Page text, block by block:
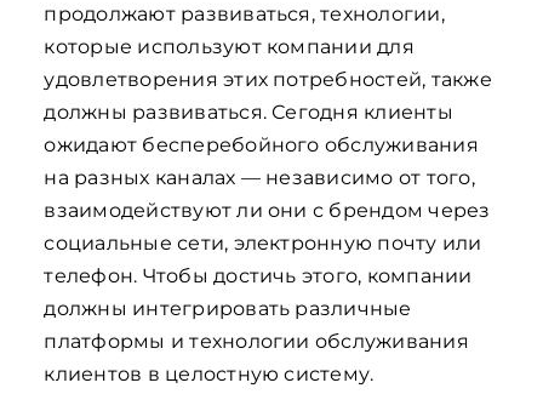
продолжают развиваться, технологии,
которые используют компании для
удовлетворения этих потребностей, также
должны развиваться. Сегодня клиенты
ожидают бесперебойного обслуживания
на разных каналах — независимо от того,
взаимодействуют ли они с брендом через
социальные сети, электронную почту или
телефон. Чтобы достичь этого, компании
должны интегрировать различные
платформы и технологии обслуживания
клиентов в целостную систему.